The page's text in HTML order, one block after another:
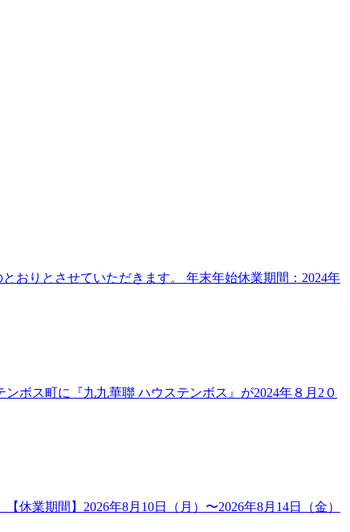
おりとさせていただきます。 年末年始休業期間：2024年
ボス町に『九九華聯 ハウステンボス』が2024年８月2０
業期間】2026年8月10日（月）〜2026年8月14日（金）